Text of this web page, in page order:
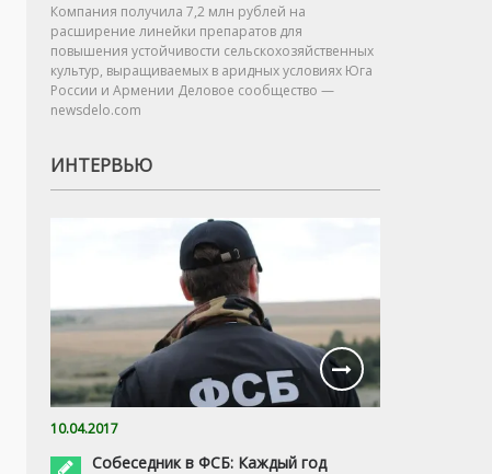
Компания получила 7,2 млн рублей на
расширение линейки препаратов для
повышения устойчивости сельскохозяйственных
культур, выращиваемых в аридных условиях Юга
России и Армении Деловое сообщество —
newsdelo.com
ИНТЕРВЬЮ
10.04.2017
Собеседник в ФСБ: Каждый год